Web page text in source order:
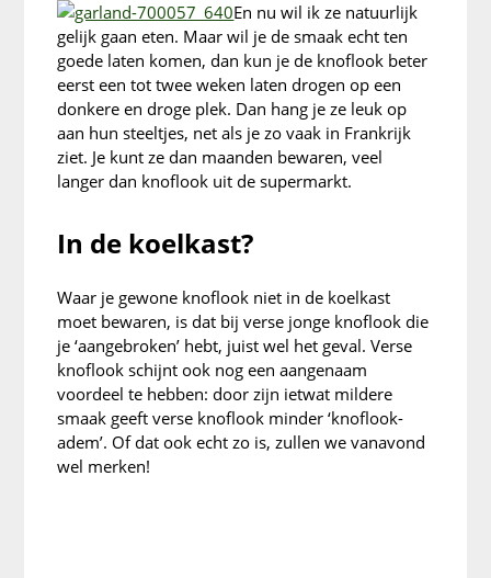
En nu wil ik ze natuurlijk
gelijk gaan eten. Maar wil je de smaak echt ten
goede laten komen, dan kun je de knoflook beter
eerst een tot twee weken laten drogen op een
donkere en droge plek. Dan hang je ze leuk op
aan hun steeltjes, net als je zo vaak in Frankrijk
ziet. Je kunt ze dan maanden bewaren, veel
langer dan knoflook uit de supermarkt.
In de koelkast?
Waar je gewone knoflook niet in de koelkast
moet bewaren, is dat bij verse jonge knoflook die
je ‘aangebroken’ hebt, juist wel het geval. Verse
knoflook schijnt ook nog een aangenaam
voordeel te hebben: door zijn ietwat mildere
smaak geeft verse knoflook minder ‘knoflook-
adem’. Of dat ook echt zo is, zullen we vanavond
wel merken!